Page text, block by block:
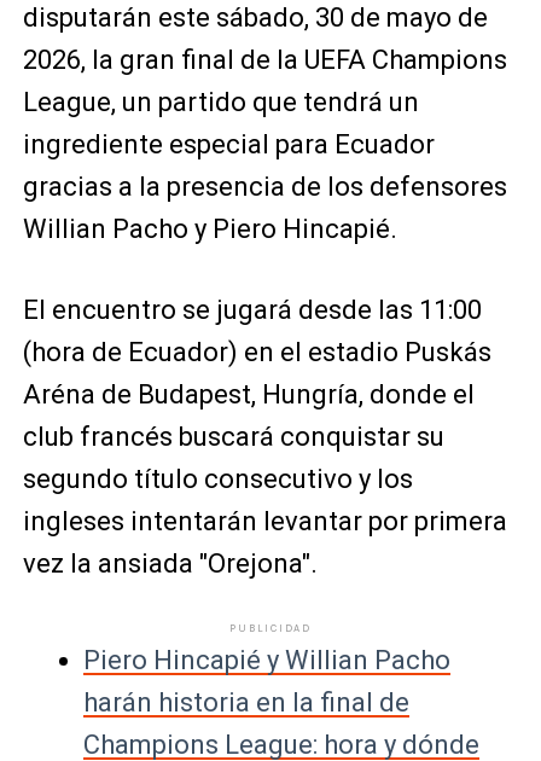
disputarán este sábado, 30 de mayo de
2026, la gran final de la UEFA Champions
League, un partido que tendrá un
ingrediente especial para Ecuador
gracias a la presencia de los defensores
Willian Pacho y Piero Hincapié.
El encuentro se jugará desde las 11:00
(hora de Ecuador) en el estadio Puskás
Aréna de Budapest, Hungría, donde el
club francés buscará conquistar su
segundo título consecutivo y los
ingleses intentarán levantar por primera
vez la ansiada "Orejona".
PUBLICIDAD
Piero Hincapié y Willian Pacho
harán historia en la final de
Champions League: hora y dónde